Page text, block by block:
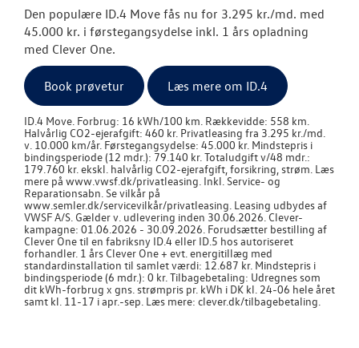
Den populære ID.4 Move fås nu for 3.295 kr./md. med
45.000 kr. i førstegangsydelse inkl. 1 års opladning
med Clever One.
Book prøvetur Læs mere om ID.4
ID.4 Move. Forbrug: 16 kWh/100 km. Rækkevidde: 558 km.
Halvårlig CO2-ejerafgift: 460 kr. Privatleasing fra 3.295 kr./md.
v. 10.000 km/år. Førstegangsydelse: 45.000 kr. Mindstepris i
bindingsperiode (12 mdr.): 79.140 kr. Totaludgift v/48 mdr.:
179.760 kr. ekskl. halvårlig CO2-ejerafgift, forsikring, strøm. Læs
mere på www.vwsf.dk/privatleasing. Inkl. Service- og
Reparationsabn. Se vilkår på
www.semler.dk/servicevilkår/privatleasing. Leasing udbydes af
VWSF A/S. Gælder v. udlevering inden 30.06.2026. Clever-
kampagne: 01.06.2026 - 30.09.2026. Forudsætter bestilling af
Clever One til en fabriksny ID.4 eller ID.5 hos autoriseret
forhandler. 1 års Clever One + evt. energitillæg med
standardinstallation til samlet værdi: 12.687 kr. Mindstepris i
bindingsperiode (6 mdr.): 0 kr. Tilbagebetaling: Udregnes som
dit kWh-forbrug x gns. strømpris pr. kWh i DK kl. 24-06 hele året
samt kl. 11-17 i apr.-sep. Læs mere: clever.dk/tilbagebetaling.